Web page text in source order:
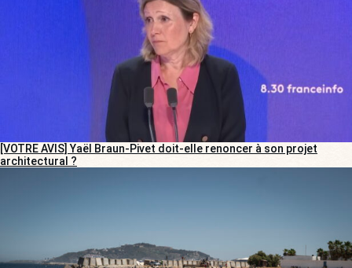
[VOTRE AVIS] Yaël Braun-Pivet doit-elle renoncer à son projet
architectural ?